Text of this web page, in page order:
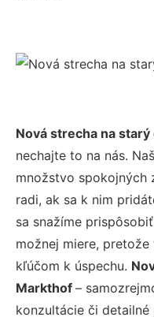
Nová strecha na
nechajte to na nás.
množstvo spokojných
radi, ak sa k nim
sa snažíme
možnej miere,
kľúčom k úspechu.
Markthof –
konzultácie či